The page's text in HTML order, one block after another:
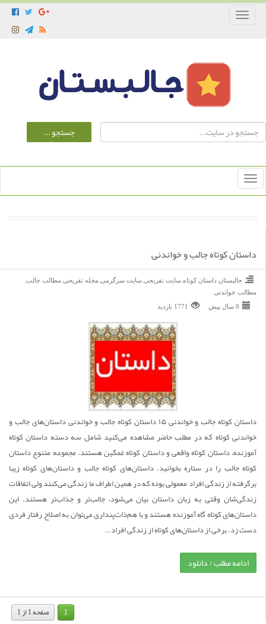
Toggle
Toggle
navigation
داستان کوتاه جالب و خواندنی
جالبستان, داستان کوتاه,سایت تفریحی,سایت سرگرمی, مجله تفریحی, مطالب جالب,
مطالب خواندنی
8 سال پیش
1771 بازديد
داستان کوتاه جالب و خواندنی ۱۵ داستان کوتاه جالب و خواندنی داستان‌های جالب و
خواندنی کوتاه که در مطلب حاضر مشاهده می‌کنید شامل سه دسته داستان کوتاه
آموزنده، داستان کوتاه واقعی و داستان کوتاه غمگین هستند. مجموعه متنوع داستان
کوتاه جالب را در ستاره بخوانید. داستان‌‌های کوتاه جالب و داستان‌های کوتاه زیبا
برگرفته از زندگی افراد معمولی بوده که در همین اطراف ما زندگی می‌کنند ولی اتفاقات
زندگی‌شان وقتی به زبان داستان بیان می‌شود، جالب‌تر و جذاب‌تر هستند. این
داستان‌های کوتاه گاه آموزنده هستند و با هم‌ذات‌پنداری می‌توان به اصلاح رفتار فردی
دست زد. برخی از داستان‌های کوتاه از زندگی افراد…
ادامه مطلب / دانلود
صفحه 1 از 1 1